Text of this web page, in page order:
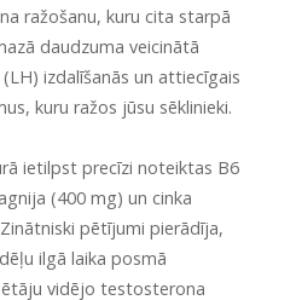
ražošanu, kuru cita starpā
daudzuma veicinātā
izdalīšanās un attiecīgais
kuru ražos jūsu sēklinieki.
ietilpst precīzi noteiktas B6
(400 mg) un cinka
pētījumi pierādīja,
ilgā laika posmā
vidējo testosterona